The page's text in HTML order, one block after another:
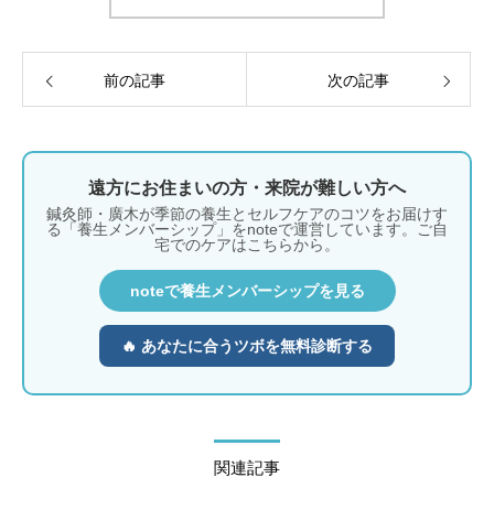
前の記事 次の記事
遠方にお住まいの方・来院が難しい方へ
鍼灸師・廣木が季節の養生とセルフケアのコツをお届けす
る「養生メンバーシップ」をnoteで運営しています。ご自
宅でのケアはこちらから。
noteで養生メンバーシップを見る
🔥 あなたに合うツボを無料診断する
関連記事